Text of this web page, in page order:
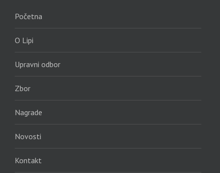
Početna
O Lipi
Upravni odbor
Zbor
Nagrade
Novosti
Kontakt